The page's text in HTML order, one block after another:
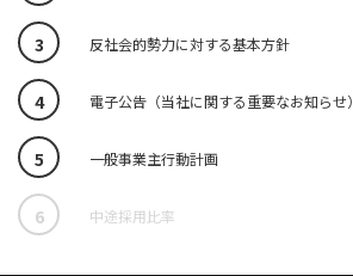
日本版スチュワードシップ・コードへの対応
3 反社会的勢力に対する基本方針
4 電子公告（当社に関する重要なお知らせ）
5 一般事業主行動計画
6 中途採用比率